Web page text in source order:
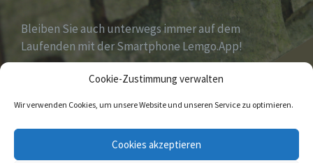
Cookie-Zustimmung verwalten
Wir verwenden Cookies, um unsere Website und unseren Service zu optimieren.
Cookies akzeptieren
Bleiben Sie auch unterwegs immer auf dem
Laufenden mit der Smartphone Lemgo.App!
Jetzt laden für iOS & Android
Facebook Twitter